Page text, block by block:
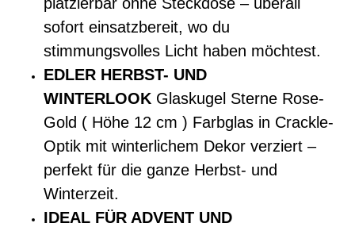
sofort einsatzbereit, wo du
stimmungsvolles Licht haben möchtest.
EDLER HERBST- UND
WINTERLOOK Glaskugel Sterne Rose-
Gold ( Höhe 12 cm ) Farbglas in Crackle-
Optik mit winterlichem Dekor verziert –
perfekt für die ganze Herbst- und
Winterzeit.
IDEAL FÜR ADVENT UND